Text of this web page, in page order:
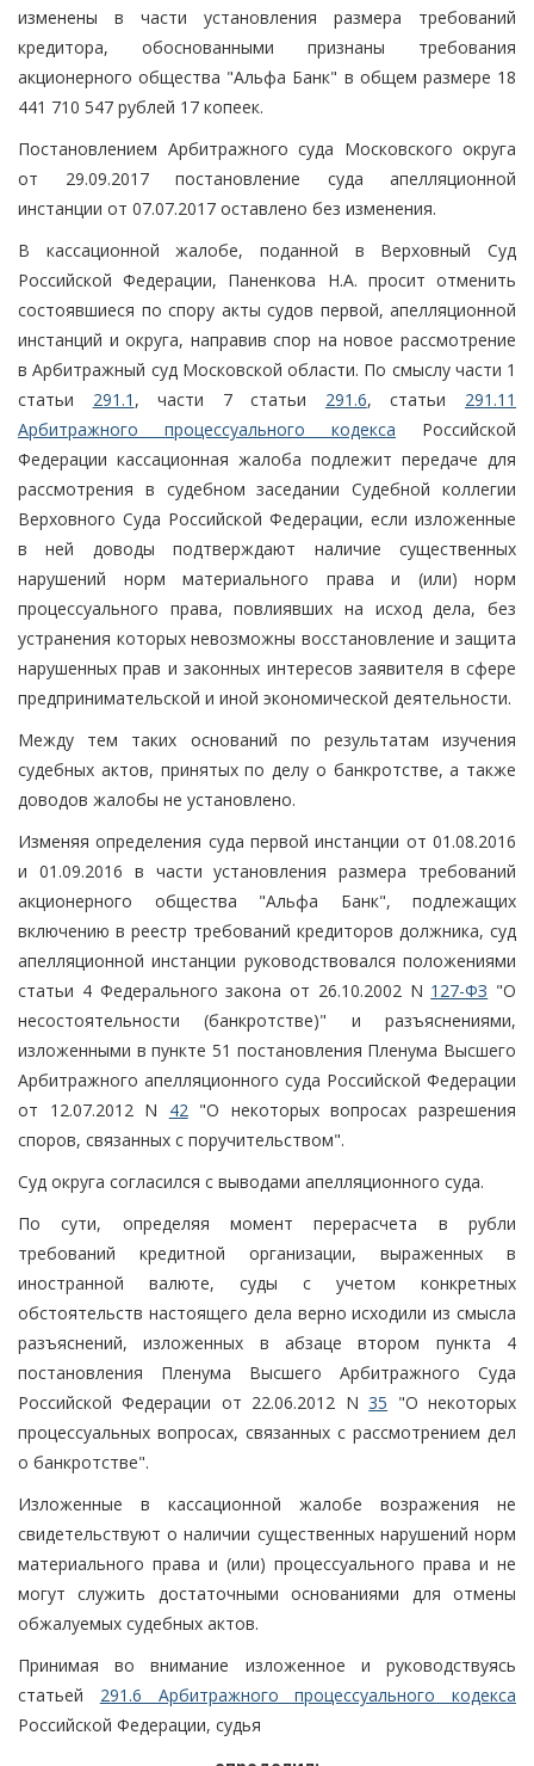
изменены в части установления размера требований
кредитора, обоснованными признаны требования
акционерного общества "Альфа Банк" в общем размере 18
441 710 547 рублей 17 копеек.
Постановлением Арбитражного суда Московского округа
от 29.09.2017 постановление суда апелляционной
инстанции от 07.07.2017 оставлено без изменения.
В кассационной жалобе, поданной в Верховный Суд
Российской Федерации, Паненкова Н.А. просит отменить
состоявшиеся по спору акты судов первой, апелляционной
инстанций и округа, направив спор на новое рассмотрение
в Арбитражный суд Московской области. По смыслу части 1
статьи 291.1 , части 7 статьи 291.6, статьи 291.11
Арбитражного процессуального кодекса Российской
Федерации кассационная жалоба подлежит передаче для
рассмотрения в судебном заседании Судебной коллегии
Верховного Суда Российской Федерации, если изложенные
в ней доводы подтверждают наличие существенных
нарушений норм материального права и (или) норм
процессуального права, повлиявших на исход дела, без
устранения которых невозможны восстановление и защита
нарушенных прав и законных интересов заявителя в сфере
предпринимательской и иной экономической деятельности.
Между тем таких оснований по результатам изучения
судебных актов, принятых по делу о банкротстве, а также
доводов жалобы не установлено.
Изменяя определения суда первой инстанции от 01.08.2016
и 01.09.2016 в части установления размера требований
акционерного общества "Альфа Банк", подлежащих
включению в реестр требований кредиторов должника, суд
апелляционной инстанции руководствовался положениями
статьи 4 Федерального закона от 26.10.2002 N 127-ФЗ "О
несостоятельности (банкротстве)" и разъяснениями,
изложенными в пункте 51 постановления Пленума Высшего
Арбитражного апелляционного суда Российской Федерации
от 12.07.2012 N 42 "О некоторых вопросах разрешения
споров, связанных с поручительством".
Суд округа согласился с выводами апелляционного суда.
По сути, определяя момент перерасчета в рубли
требований кредитной организации, выраженных в
иностранной валюте, суды с учетом конкретных
обстоятельств настоящего дела верно исходили из смысла
разъяснений, изложенных в абзаце втором пункта 4
постановления Пленума Высшего Арбитражного Суда
Российской Федерации от 22.06.2012 N35 "О некоторых
процессуальных вопросах, связанных с рассмотрением дел
о банкротстве".
Изложенные в кассационной жалобе возражения не
свидетельствуют о наличии существенных нарушений норм
материального права и (или) процессуального права и не
могут служить достаточными основаниями для отмены
обжалуемых судебных актов.
Принимая во внимание изложенное и руководствуясь
статьей 291.6 Арбитражного процессуального кодекса
Российской Федерации, судья